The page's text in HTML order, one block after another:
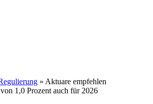
» Aktuare empfehlen
1,0 Prozent auch für 2026